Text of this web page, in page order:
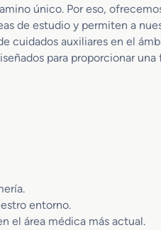
único. Por eso,
de estudio y permiten a
cuidados auxiliares en el
para proporcionar
entorno.
el área médica más actual.